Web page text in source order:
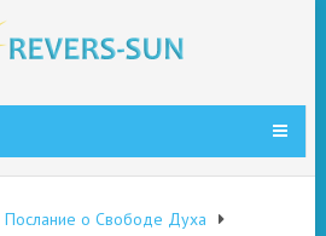
Послание о Свободе Духа